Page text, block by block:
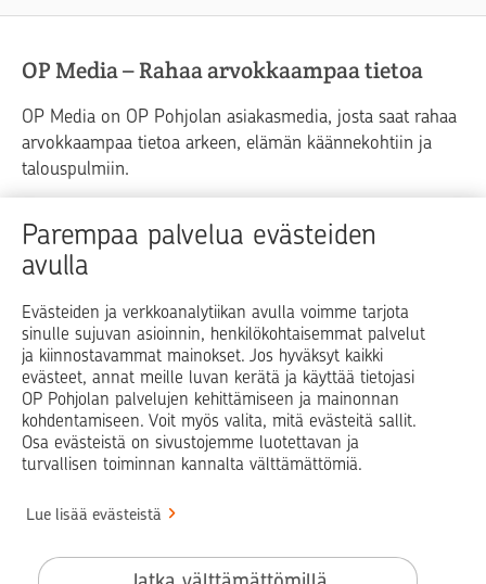
Parempaa palvelua evästeiden
avulla
Evästeiden ja verkkoanalytiikan avulla voimme tarjota
sinulle sujuvan asioinnin, henkilökohtaisemmat palvelut
ja kiinnostavammat mainokset. Jos hyväksyt kaikki
evästeet, annat meille luvan kerätä ja käyttää tietojasi
OP Pohjolan palvelujen kehittämiseen ja mainonnan
kohdentamiseen. Voit myös valita, mitä evästeitä sallit.
Osa evästeistä on sivustojemme luotettavan ja
turvallisen toiminnan kannalta välttämättömiä.
Lue lisää evästeistä
OP Media – Rahaa arvokkaampaa tietoa
OP Media on OP Pohjolan asiakasmedia, josta saat rahaa
arvokkaampaa tietoa arkeen, elämän käännekohtiin ja
talouspulmiin.
Raha Elämä
Yrityselämä
Blogit ja puheenvuorot
Op.fi OP Koti Pohjola Vahinkoapu
Facebook
X LinkedInInstagram
Käyttöehdot